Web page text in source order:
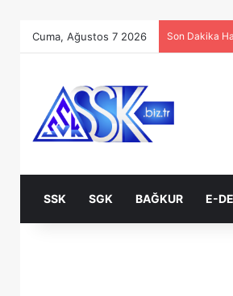
Cuma, Ağustos 7 2026 Son Dakika
SSK SGK BAĞKUR E-